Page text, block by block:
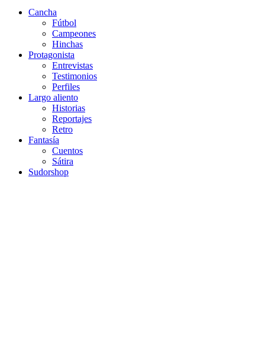
Cancha
Fútbol
Campeones
Hinchas
Protagonista
Entrevistas
Testimonios
Perfiles
Largo aliento
Historias
Reportajes
Retro
Fantasía
Cuentos
Sátira
Sudorshop